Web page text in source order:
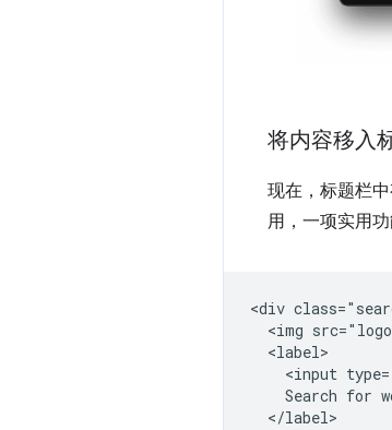
将内容移入
现在，标题栏
用，一项实用
<div
<img
  <label>
<input
Search for
  </label>